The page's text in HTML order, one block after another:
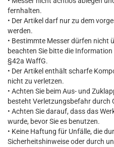
fernhalten.
• Der Artikel darf nur zu dem
werden.
• Bestimmte Messer dürfen nicht
beachten Sie bitte die
§42a WaffG.
• Der Artikel enthält scharfe
nicht zu verletzen.
• Achten Sie beim Aus- und
besteht Verletzungsbefahr durch
• Achten Sie darauf, dass das
wurde, bevor Sie es benutzen.
• Keine Haftung für Unfälle, die
Sicherheitshinweise oder durch